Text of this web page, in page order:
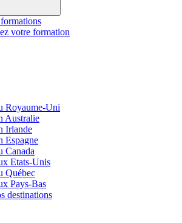
votre formation
Royaume-Uni
Australie
Irlande
Espagne
Canada
Etats-Unis
Québec
Pays-Bas
destinations